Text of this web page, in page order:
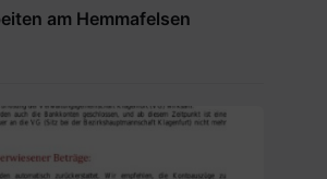
am Hemmafelsen